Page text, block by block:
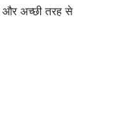
और अच्छी तरह से